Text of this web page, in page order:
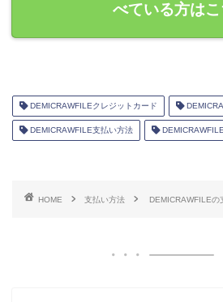
べている方はこ
DEMICRAWFILEクレジットカード
DEMICRAWFILE支払い方法
HOME 支払い方法 DEMICRAWFILEの